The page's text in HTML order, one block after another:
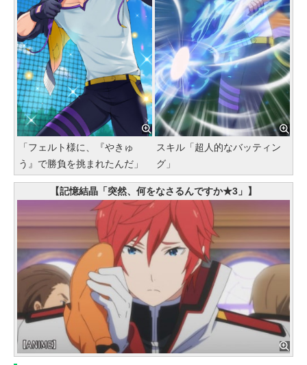
「フェルト様に、『やきゅ
う』で勝負を挑まれたんだ」
スキル「超人的なバッティン
グ」
【記憶結晶「突然、何をなさるんですか★3」】